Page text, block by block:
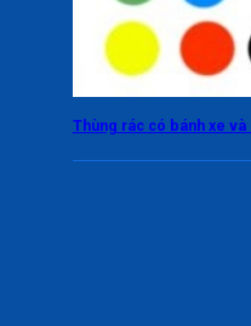
Thùng rác có bánh xe